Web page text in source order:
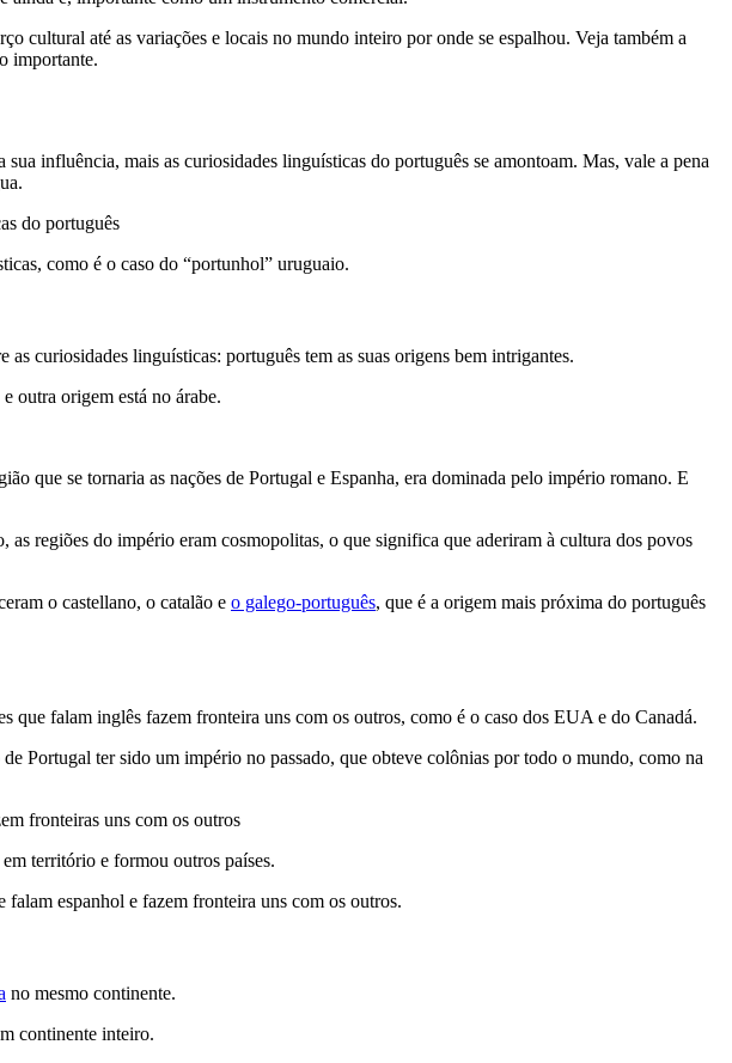
cultural até as variações e locais no mundo inteiro por onde se espalhou. Veja também a
importante.
influência, mais as curiosidades linguísticas do português se amontoam. Mas, vale a pena
como é o caso do “portunhol” uruguaio.
curiosidades linguísticas: português tem as suas origens bem intrigantes.
outra origem está no árabe.
que se tornaria as nações de Portugal e Espanha, era dominada pelo império romano. E
regiões do império eram cosmopolitas, o que significa que aderiram à cultura dos povos
o castellano, o catalão e o galego-português, que é a origem mais próxima do português
que falam inglês fazem fronteira uns com os outros, como é o caso dos EUA e do Canadá.
Portugal ter sido um império no passado, que obteve colônias por todo o mundo, como na
território e formou outros países.
espanhol e fazem fronteira uns com os outros.
no mesmo continente.
continente inteiro.